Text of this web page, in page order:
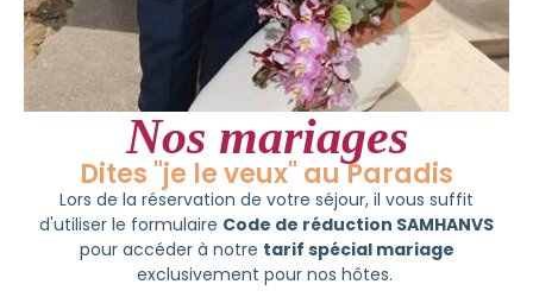
Nos mariages
Dites "je le veux" au Paradis
Lors de la réservation de votre séjour, il vous suffit
d'utiliser le formulaire Code de réduction SAMHANVS
pour accéder à notre tarif spécial mariage
exclusivement pour nos hôtes.